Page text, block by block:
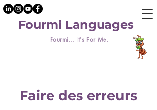
Fourmi... It's For Me.
Fourmi Languages
Faire des erreurs